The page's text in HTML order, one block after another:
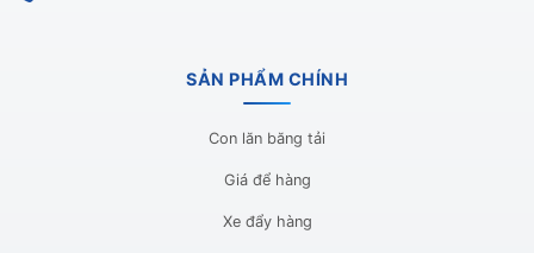
SẢN PHẨM CHÍNH
Con lăn băng tải
Giá để hàng
Xe đẩy hàng